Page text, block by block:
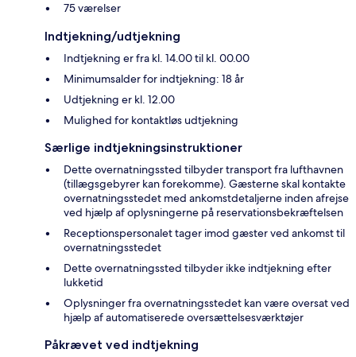
75 værelser
Indtjekning/udtjekning
Indtjekning er fra kl. 14.00 til kl. 00.00
Minimumsalder for indtjekning: 18 år
Udtjekning er kl. 12.00
Mulighed for kontaktløs udtjekning
Særlige indtjekningsinstruktioner
Dette overnatningssted tilbyder transport fra lufthavnen
(tillægsgebyrer kan forekomme). Gæsterne skal kontakte
overnatningsstedet med ankomstdetaljerne inden afrejse
ved hjælp af oplysningerne på reservationsbekræftelsen
Receptionspersonalet tager imod gæster ved ankomst til
overnatningsstedet
Dette overnatningssted tilbyder ikke indtjekning efter
lukketid
Oplysninger fra overnatningsstedet kan være oversat ved
hjælp af automatiserede oversættelsesværktøjer
Påkrævet ved indtjekning